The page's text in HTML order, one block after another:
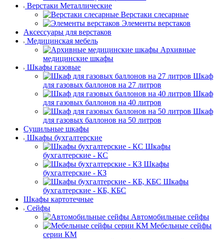
Верстаки Металлические
Верстаки слесарные
Элементы верстаков
Аксессуары для верстаков
Медицинская мебель
Архивные
медицинские шкафы
Шкафы газовые
Шкаф
для газовых баллонов на 27 литров
Шкаф
для газовых баллонов на 40 литров
Шкаф
для газовых баллонов на 50 литров
Сушильные шкафы
Шкафы бухгалтерские
Шкафы
бухгалтерские - КС
Шкафы
бухгалтерские - КЗ
Шкафы
бухгалтерские - КБ, КБС
Шкафы картотечные
Сейфы
Автомобильные сейфы
Мебельные сейфы
серии КМ